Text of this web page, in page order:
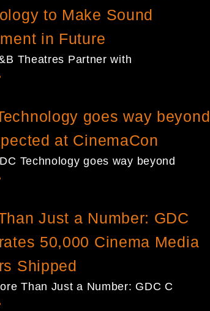
to Make Sound
in Future
Theatres Partner with
goes way beyond
at CinemaCon
Technology goes way beyond
Just a Number: GDC
50,000 Cinema Media
Shipped
Than Just a Number: GDC C